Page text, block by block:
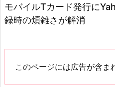
モバイルTカード発行に
録時の煩雑さが解消
このページには広告が含ま